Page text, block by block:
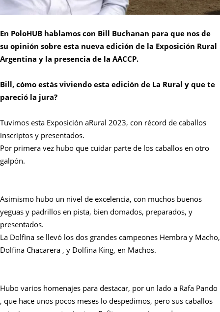
En PoloHUB hablamos con Bill Buchanan para que nos de
su opinión sobre esta nueva edición de la Exposición Rural
Argentina y la presencia de la AACCP.
Bill, cómo estás viviendo esta edición de La Rural y que te
pareció la jura?
Tuvimos esta Exposición aRural 2023, con récord de caballos
inscriptos y presentados.
Por primera vez hubo que cuidar parte de los caballos en otro
galpón.
Asimismo hubo un nivel de excelencia, con muchos buenos
yeguas y padrillos en pista, bien domados, preparados, y
presentados.
La Dolfina se llevó los dos grandes campeones Hembra y Macho,
Dolfina Chacarera , y Dolfina King, en Machos.
Hubo varios homenajes para destacar, por un lado a Rafa Pando
, que hace unos pocos meses lo despedimos, pero sus caballos